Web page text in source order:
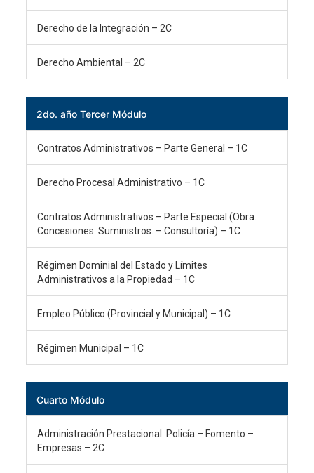
Derecho de la Integración – 2C
Derecho Ambiental – 2C
2do. año Tercer Módulo
Contratos Administrativos – Parte General – 1C
Derecho Procesal Administrativo – 1C
Contratos Administrativos – Parte Especial (Obra.
Concesiones. Suministros. – Consultoría) – 1C
Régimen Dominial del Estado y Límites
Administrativos a la Propiedad – 1C
Empleo Público (Provincial y Municipal) – 1C
Régimen Municipal – 1C
Cuarto Módulo
Administración Prestacional: Policía – Fomento –
Empresas – 2C